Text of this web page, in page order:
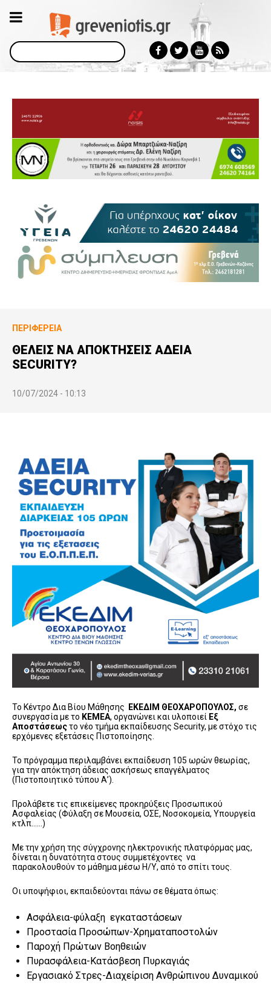
Αναζήτηση
ΠΕΡΙΦΈΡΕΙΑ
ΘΕΛΕΙΣ ΝΑ ΑΠΟΚΤΗΣΕΙΣ ΑΔΕΙΑ
SECURITY?
10/07/2024 - 10:13
Το Κέντρο Δια Βίου Μάθησης ΕΚΕΔΙΜ ΘΕΟΧΑΡΟΠΟΥΛΟΣ, σε
συνεργασία με το ΚΕΜΕΑ, οργανώνει και υλοποιεί Εξ
Αποστάσεωςτο νέο τμήμα εκπαίδευσης Security, με στόχο τις
ερχόμενες εξετάσεις Πιστοποίησης.
Το πρόγραμμα περιλαμβάνει εκπαίδευση 105 ωρών θεωρίας,
για την απόκτηση άδειας ασκήσεως επαγγέλματος
(Πιστοποιητικό τύπου Α’).
Προλάβετε τις επικείμενες προκηρύξεις Προσωπικού
Ασφαλείας (Φύλαξη σε Μουσεία, ΟΣΕ, Νοσοκομεία, Υπουργεία
κτλπ……)
Με την χρήση της σύγχρονης ηλεκτρονικής πλατφόρμας μας,
δίνεται η δυνατότητα στους συμμετέχοντες να
παρακολουθούν το μάθημα μέσω Η/Υ, από το σπίτι τους.
Oι υποψήφιοι, εκπαιδεύονται πάνω σε θέματα όπως:
Ασφάλεια-φύλαξη εγκαταστάσεων
Προστασία Προσώπων-Χρηματαποστολών
Παροχή Πρώτων Βοηθειών
Πυρασφάλεια-Κατάσβεση Πυρκαγιάς
Εργασιακό Στρες-Διαχείριση Ανθρώπινου Δυναμικού